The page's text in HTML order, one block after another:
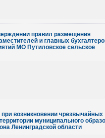
правил размещения
и главных
МО Путиловское сельское
возникновении чрезвычайных
муниципального
Ленинградской области